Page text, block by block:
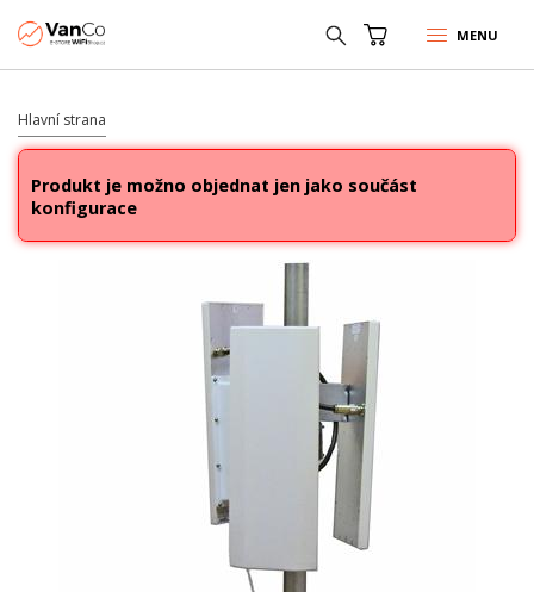
MENU
Hlavní strana
Produkt je možno objednat jen jako součást
konfigurace